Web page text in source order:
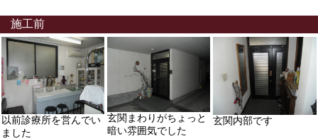
施工前
以前診療所を営んでい
ました
玄関まわりがちょっと
暗い雰囲気でした
玄関内部です